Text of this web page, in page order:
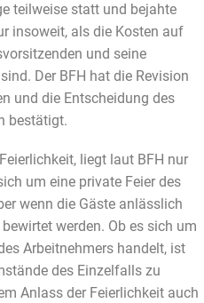
teilweise statt und bejahte
insoweit, als die Kosten auf
und seine
Der BFH hat die Revision
und die Entscheidung des
bestätigt.
liegt laut BFH nur
um eine private Feier des
wenn die Gäste anlässlich
bewirtet werden. Ob es sich um
Arbeitnehmers handelt, ist
des Einzelfalls zu
Anlass der Feierlichkeit auch